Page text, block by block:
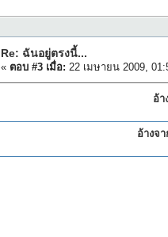
Re: ฉันอยู่ตรงนี้...
« ตอบ #3 เมื่อ: 22 เมษายน 2009,
อ้า
อ้างจ